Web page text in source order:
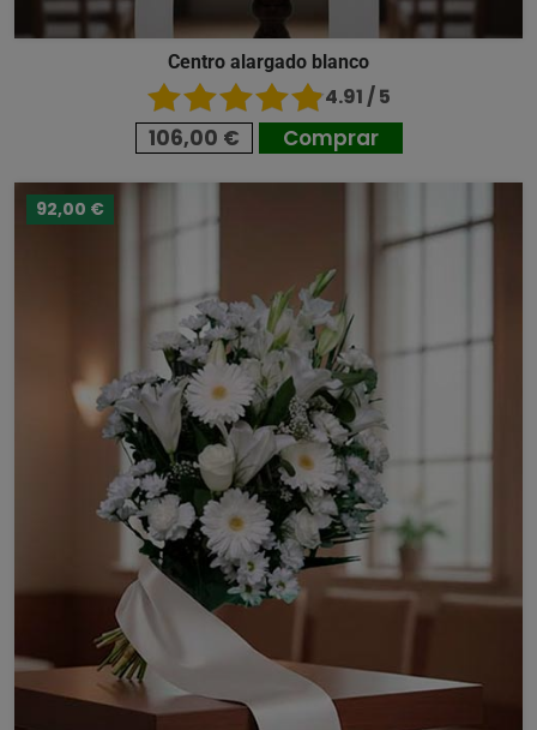
Centro alargado blanco
4.91 / 5
106,00 € Comprar
92,00 €